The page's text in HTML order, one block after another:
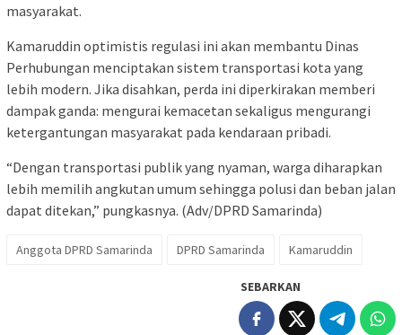
masyarakat.
Kamaruddin optimistis regulasi ini akan membantu Dinas
Perhubungan menciptakan sistem transportasi kota yang
lebih modern. Jika disahkan, perda ini diperkirakan memberi
dampak ganda: mengurai kemacetan sekaligus mengurangi
ketergantungan masyarakat pada kendaraan pribadi.
“Dengan transportasi publik yang nyaman, warga diharapkan
lebih memilih angkutan umum sehingga polusi dan beban jalan
dapat ditekan,” pungkasnya. (Adv/DPRD Samarinda)
Anggota DPRD Samarinda DPRD Samarinda Kamaruddin
SEBARKAN